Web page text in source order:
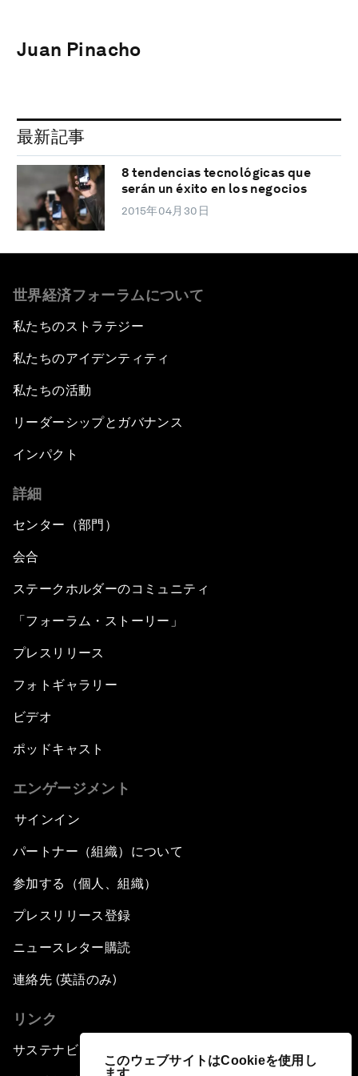
このウェブサイトはCookieを使用し
ます
Juan Pinacho
最新記事
8 tendencias tecnológicas que
serán un éxito en los negocios
2015年04月30日
世界経済フォーラムについて
私たちのストラテジー
私たちのアイデンティティ
私たちの活動
リーダーシップとガバナンス
インパクト
詳細
センター（部門）
会合
ステークホルダーのコミュニティ
「フォーラム・ストーリー」
プレスリリース
フォトギャラリー
ビデオ
ポッドキャスト
エンゲージメント
サインイン
パートナー（組織）について
参加する（個人、組織）
プレスリリース登録
ニュースレター購読
連絡先 (英語のみ)
リンク
サステナビリティへの取り組み